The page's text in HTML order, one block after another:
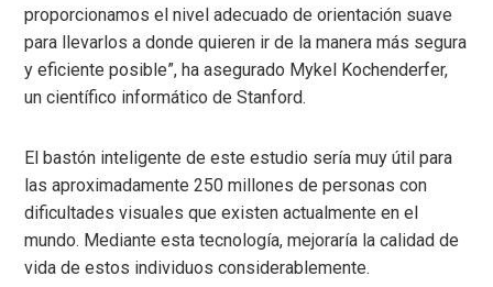
proporcionamos el nivel adecuado de orientación suave
para llevarlos a donde quieren ir de la manera más segura
y eficiente posible”, ha asegurado Mykel Kochenderfer,
un científico informático de Stanford.
El bastón inteligente de este estudio sería muy útil para
las aproximadamente 250 millones de personas con
dificultades visuales que existen actualmente en el
mundo. Mediante esta tecnología, mejoraría la calidad de
vida de estos individuos considerablemente.